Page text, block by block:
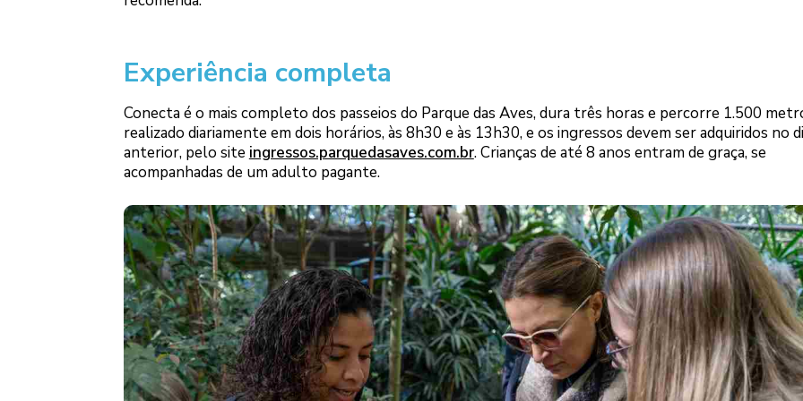
Experiência completa
Conecta é o mais completo dos passeios do Parque das Aves, dura três horas e percorre 1.500
realizado diariamente em dois horários, às 8h30 e às 13h30, e os ingressos devem ser adquiridos no
anterior, pelo site ingressos.parquedasaves.com.br. Crianças de até 8 anos entram de graça, se
acompanhadas de um adulto pagante.